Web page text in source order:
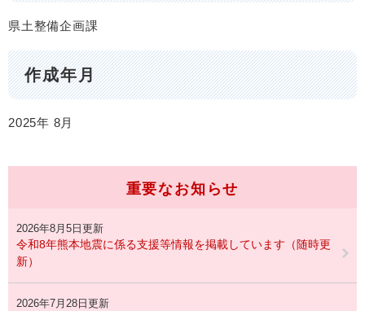
県土整備企画課
作成年月
2025年 8月
重要なお知らせ
2026年8月5日更新
令和8年熊本地震に係る支援等情報を掲載しています（随時更
新）
2026年7月28日更新